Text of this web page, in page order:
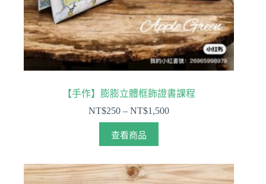
【手作】膨膨立體框飾證書課程
NT$250 –NT$1,500
查看商品